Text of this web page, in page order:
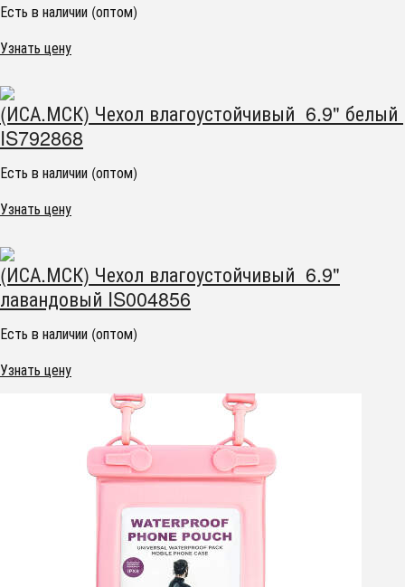
Есть в наличии (оптом)
Узнать цену
(ИСА.МСК) Чехол влагоустойчивый 6.9" белый
IS792868
Есть в наличии (оптом)
Узнать цену
(ИСА.МСК) Чехол влагоустойчивый 6.9"
лавандовый IS004856
Есть в наличии (оптом)
Узнать цену